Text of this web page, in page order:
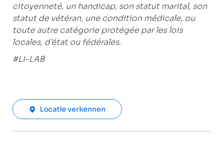
citoyenneté, un handicap, son statut marital, son
statut de vétéran, une condition médicale, ou
toute autre catégorie protégée par les lois
locales, d’état ou fédérales.
#LI-LAB
Locatie verkennen